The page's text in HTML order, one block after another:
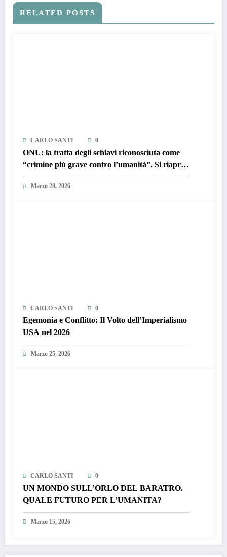
RELATED POSTS
CARLO SANTI 0
ONU: la tratta degli schiavi riconosciuta come
“crimine più grave contro l’umanità”. Si riapre
il dossier riparazioni
Marzo 28, 2026
CARLO SANTI 0
Egemonia e Conflitto: Il Volto dell’Imperialismo
USA nel 2026
Marzo 25, 2026
CARLO SANTI 0
UN MONDO SULL’ORLO DEL BARATRO.
QUALE FUTURO PER L’UMANITA?
Marzo 15, 2026